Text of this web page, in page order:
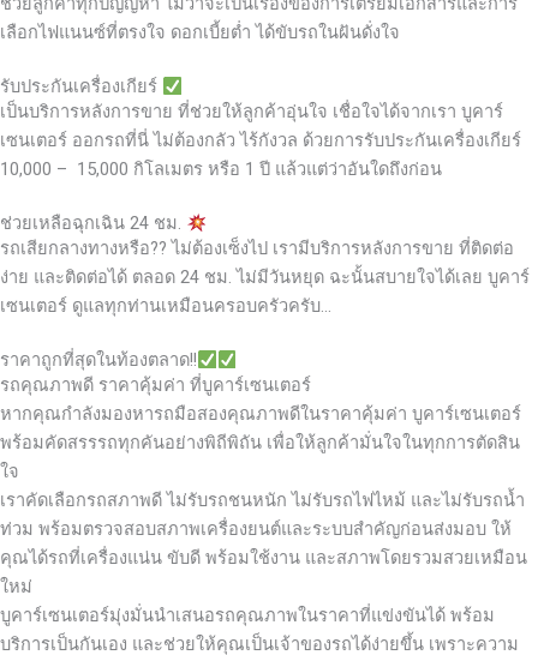
เลือกไฟแนนซ์ที่ตรงใจ ดอกเบี้ยต่ำ ได้ขับรถในฝันดั่งใจ
รับประกันเครื่องเกียร์
เป็นบริการหลังการขาย ที่ช่วยให้ลูกค้าอุ่นใจ เชื่อใจได้จากเรา บูคาร์
เซนเตอร์ ออกรถที่นี่ ไม่ต้องกลัว ไร้กังวล ด้วยการรับประกันเครื่องเกียร์
10,000 – 15,000 กิโลเมตร หรือ 1 ปี แล้วแต่ว่าอันใดถึงก่อน
ช่วยเหลือฉุกเฉิน 24 ชม.
รถเสียกลางทางหรือ?? ไม่ต้องเซ็งไป เรามีบริการหลังการขาย ที่ติดต่อ
ง่าย และติดต่อได้ ตลอด 24 ชม. ไม่มีวันหยุด ฉะนั้นสบายใจได้เลย บูคาร์
เซนเตอร์ ดูแลทุกท่านเหมือนครอบครัวครับ…
ราคาถูกที่สุดในท้องตลาด!!
รถคุณภาพดี ราคาคุ้มค่า ที่บูคาร์เซนเตอร์
หากคุณกำลังมองหารถมือสองคุณภาพดีในราคาคุ้มค่า บูคาร์เซนเตอร์
พร้อมคัดสรรรถทุกคันอย่างพิถีพิถัน เพื่อให้ลูกค้ามั่นใจในทุกการตัดสิน
ใจ
เราคัดเลือกรถสภาพดี ไม่รับรถชนหนัก ไม่รับรถไฟไหม้ และไม่รับรถน้ำ
ท่วม พร้อมตรวจสอบสภาพเครื่องยนต์และระบบสำคัญก่อนส่งมอบ ให้
คุณได้รถที่เครื่องแน่น ขับดี พร้อมใช้งาน และสภาพโดยรวมสวยเหมือน
ใหม่
บูคาร์เซนเตอร์มุ่งมั่นนำเสนอรถคุณภาพในราคาที่แข่งขันได้ พร้อม
บริการเป็นกันเอง และช่วยให้คุณเป็นเจ้าของรถได้ง่ายขึ้น เพราะความ